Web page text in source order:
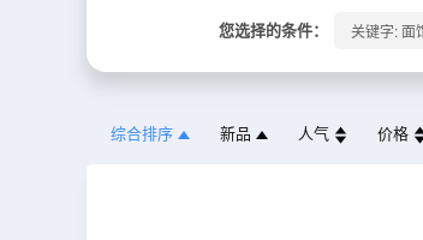
您选择的条件： 关键字: 面
综合排序 新品 人气 价格